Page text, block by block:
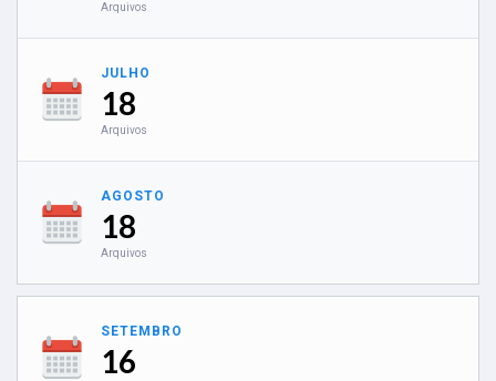
Arquivos
JULHO
18
Arquivos
AGOSTO
18
Arquivos
SETEMBRO
16